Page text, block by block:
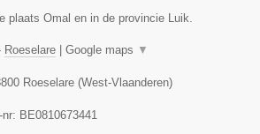
plaats Omal en in de provincie Luik.
Roeselare Google maps ▼
Roeselare (West-Vlaanderen)
nr: BE0810673441